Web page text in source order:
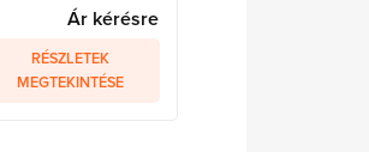
Ár kérésre
RÉSZLETEK
MEGTEKINTÉSE